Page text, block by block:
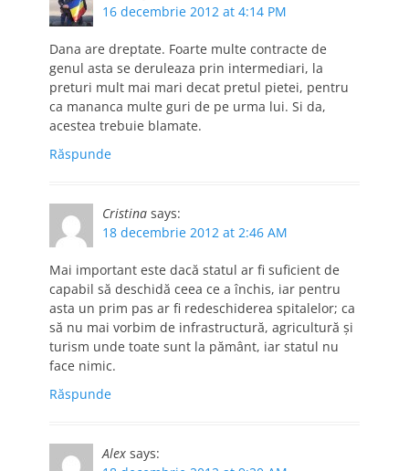
16 decembrie 2012 at 4:14 PM
Dana are dreptate. Foarte multe contracte de
genul asta se deruleaza prin intermediari, la
preturi mult mai mari decat pretul pietei, pentru
ca mananca multe guri de pe urma lui. Si da,
acestea trebuie blamate.
Răspunde
Cristina says:
18 decembrie 2012 at 2:46 AM
Mai important este dacă statul ar fi suficient de
capabil să deschidă ceea ce a închis, iar pentru
asta un prim pas ar fi redeschiderea spitalelor; ca
să nu mai vorbim de infrastructură, agricultură și
turism unde toate sunt la pământ, iar statul nu
face nimic.
Răspunde
Alex says: